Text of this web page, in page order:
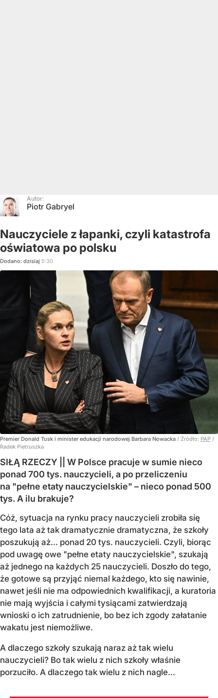
Autor:
Piotr Gabryel
Nauczyciele z łapanki, czyli katastrofa
oświatowa po polsku
Dodano: dzisiaj 5:30
Premier Donald Tusk i minister edukacji narodowej Barbara Nowacka / Źródło: PAP /
Radek Pietruszka
SIŁĄ RZECZY || W Polsce pracuje w sumie nieco
ponad 700 tys. nauczycieli, a po przeliczeniu
na "pełne etaty nauczycielskie" – nieco ponad 500
tys. A ilu brakuje?
Cóż, sytuacja na rynku pracy nauczycieli zrobiła się
tego lata aż tak dramatycznie dramatyczna, że szkoły
poszukują aż… ponad 20 tys. nauczycieli. Czyli, biorąc
pod uwagę owe "pełne etaty nauczycielskie", szukają
aż jednego na każdych 25 nauczycieli. Doszło do tego,
że gotowe są przyjąć niemal każdego, kto się nawinie,
nawet jeśli nie ma odpowiednich kwalifikacji, a kuratoria
nie mają wyjścia i całymi tysiącami zatwierdzają
wnioski o ich zatrudnienie, bo bez ich zgody załatanie
wakatu jest niemożliwe.
A dlaczego szkoły szukają naraz aż tak wielu
nauczycieli? Bo tak wielu z nich szkoły właśnie
porzuciło. A dlaczego tak wielu z nich nagle...